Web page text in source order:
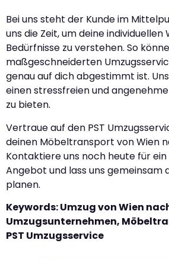
Bei uns steht der Kunde im
uns die Zeit, um deine individuellen
Bedürfnisse zu verstehen. So
maßgeschneiderten
genau auf dich abgestimmt ist.
einen stressfreien und
zu bieten.
Vertraue auf den PST
deinen Möbeltransport von Wien
Kontaktiere uns noch heute für
Angebot und lass uns gemeinsam
planen.
Keywords: Umzug von Wien
Umzugsunternehmen,
PST Umzugsservice